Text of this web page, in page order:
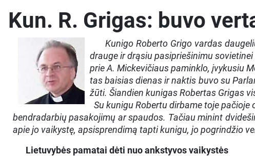
Kun. R. Grigas: buvo
Kunigo Roberto Grigo vardas
drauge ir drąsiu pasipriešinimu
prie A. Mickevičiaus paminklo, įvykusiu
tas baisias dienas ir naktis buvo su
žūti. Šiandien kunigas Robertas Grigas
Su kunigu Robertu dirbame toje
bendradarbių pasakojimų ar spaudos. Tačiau minint
apie jo vaikystę, apsisprendimą tapti kunigu, jo pogrindžio
Lietuvybės pamatai dėti nuo ankstyvos vaikystės